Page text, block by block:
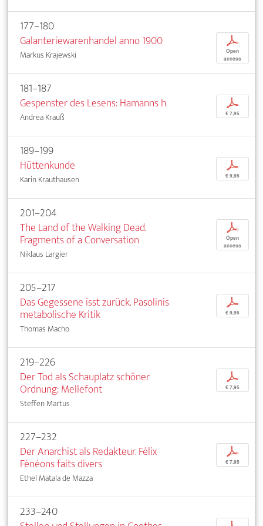
177–180
Galanteriewarenhandel anno 1900
Markus Krajewski
p
Open
access
181–187
Gespenster des Lesens: Hamanns h
Andrea Krauß
p
€ 7,95
189–199
Hüttenkunde
Karin Krauthausen
p
€ 9,95
201–204
The Land of the Walking Dead.
Fragments of a Conversation
Niklaus Largier
p
Open
access
205–217
Das Gegessene isst zurück. Pasolinis
metabolische Kritik
Thomas Macho
p
€ 9,95
219–226
Der Tod als Schauplatz schöner
Ordnung: Mellefont
Steffen Martus
p
€ 7,95
227–232
Der Anarchist als Redakteur. Félix
Fénéons faits divers
Ethel Matala de Mazza
p
€ 7,95
233–240